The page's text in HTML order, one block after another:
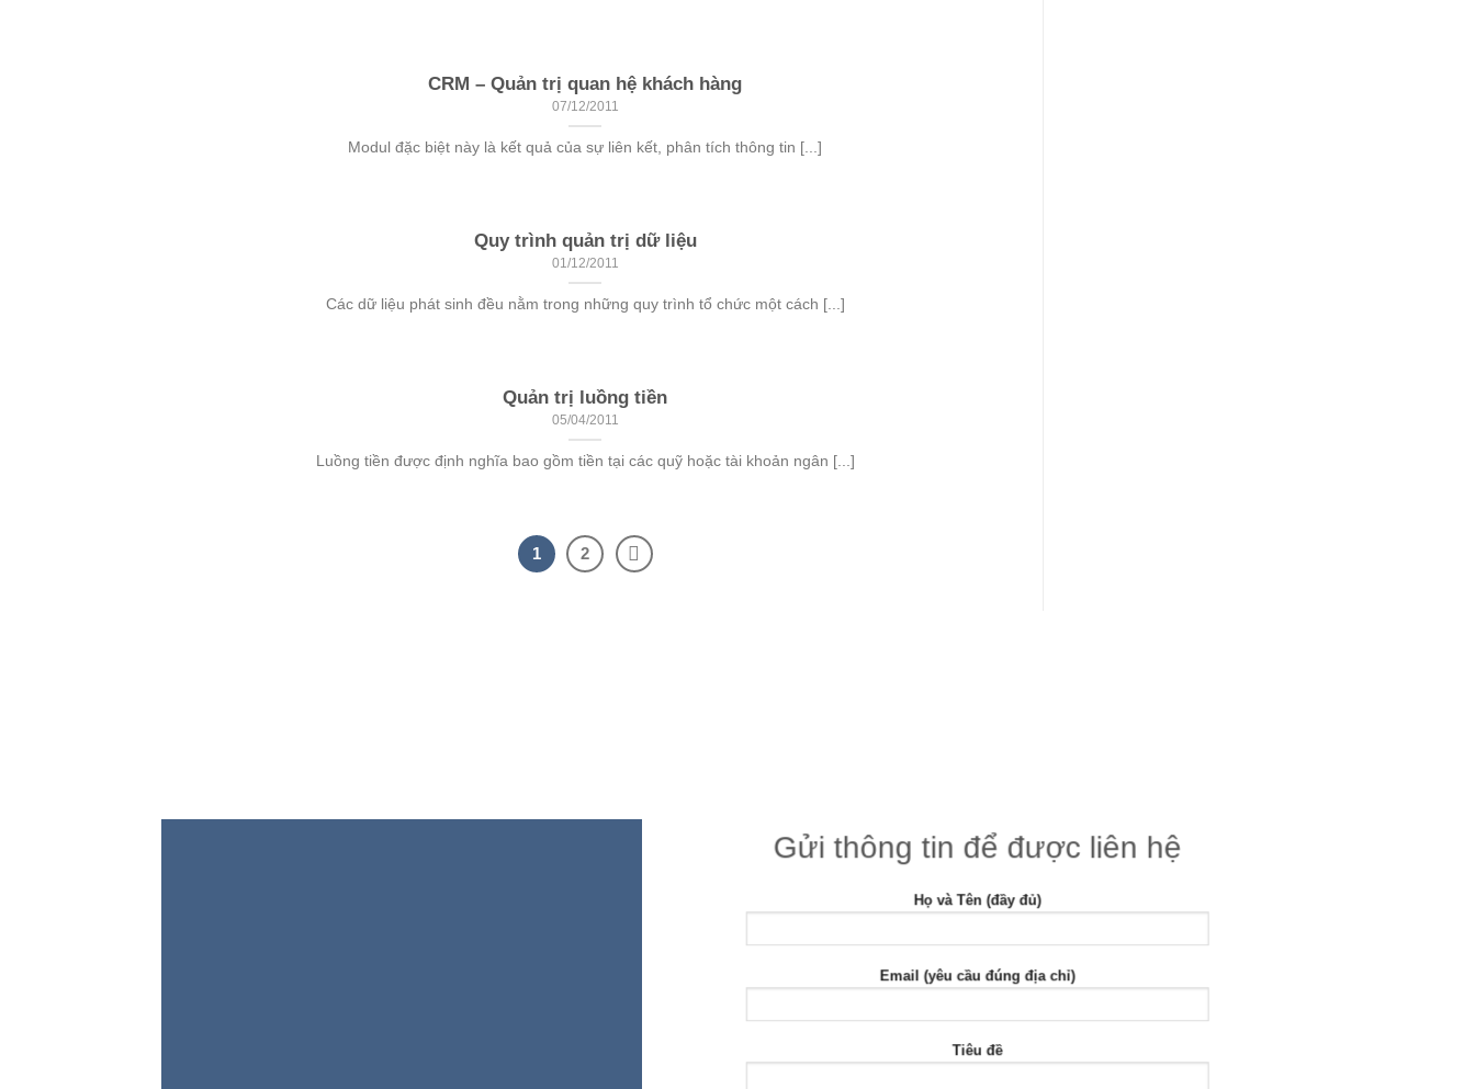
CRM – Quản trị quan hệ khách hàng
07/12/2011
Modul đặc biệt này là kết quả của sự liên kết, phân tích thông tin [...]
Quy trình quản trị dữ liệu
01/12/2011
Các dữ liệu phát sinh đều nằm trong những quy trình tổ chức một cách [...]
Quản trị luồng tiền
05/04/2011
Luồng tiền được định nghĩa bao gồm tiền tại các quỹ hoặc tài khoản ngân [...]
1 2
Gửi thông tin để được liên hệ
Họ và Tên (đầy đủ)
Email (yêu cầu đúng địa chỉ)
Tiêu đề